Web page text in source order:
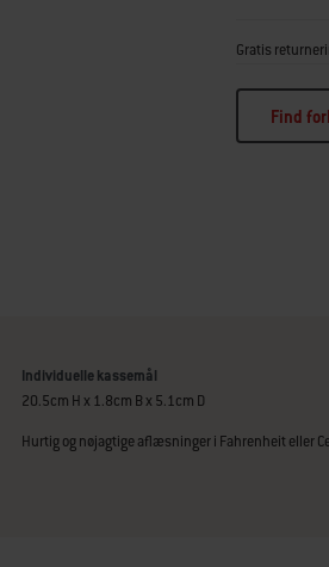
Gratis
Find
Individuelle kassemål
20.5cm H x 1.8cm B x 5.1cm D
Hurtig og nøjagtige aflæsninger i Fahrenheit eller